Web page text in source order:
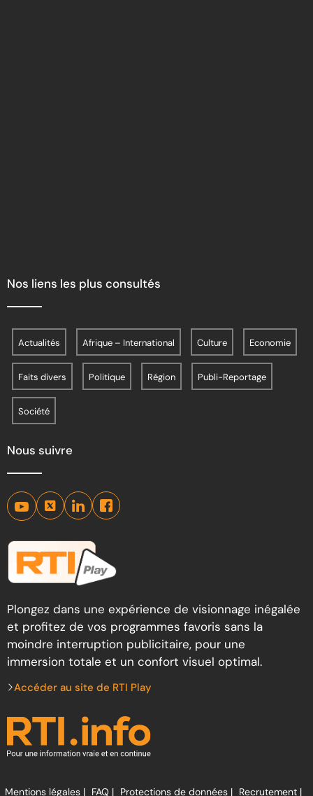
Nos liens les plus consultés
Actualités Afrique – International Culture Economie
Faits divers Politique Région Publi-Reportage
Société
Nous suivre
Plongez dans une expérience de visionnage inégalée
et profitez de vos programmes favoris sans la
moindre interruption publicitaire, pour une
immersion totale et un confort visuel optimal.
Accéder au site de RTI Play
Mentions légales | FAQ | Protections de données | Recrutement |